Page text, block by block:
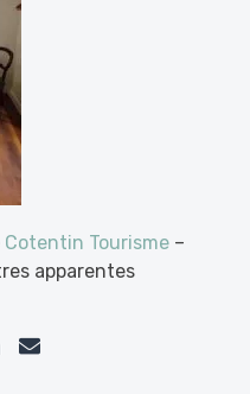
Cotentin Tourisme –
apparentes